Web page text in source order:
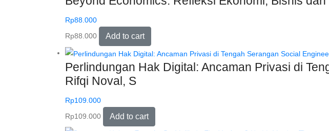
Rp88.000
Rp88.000 Add to cart
Perlindungan Hak Digital: Ancaman Privasi di
Rifqi Noval, S
Rp109.000
Rp109.000 Add to cart